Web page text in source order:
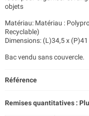
objets
Matériau: Matériau :
Recyclable)
Dimensions: (L)34,5 x
Bac vendu sans couvercle.
Référence
Remises quantitatives :